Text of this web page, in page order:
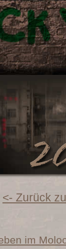
<- Zurück
im